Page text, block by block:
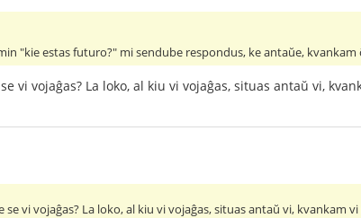
"kie estas futuro?" mi sendube respondus, ke antaŭe, kvankam
vi vojaĝas? La loko, al kiu vi vojaĝas, situas antaŭ vi,
se vi vojaĝas? La loko, al kiu vi vojaĝas, situas antaŭ vi, kvankam